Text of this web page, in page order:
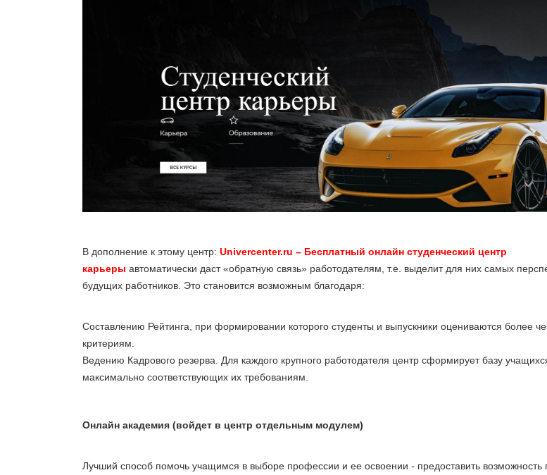
В дополнение к этому центр: Univercenter.ru – Бесплатный онлайн студенческий центр
карьеры автоматически даст «обратную связь» работодателям, т.е. выделит для них самых
будущих работников. Это становится возможным благодаря:
Составлению Рейтинга, при формировании которого студенты и выпускники оцениваются более
критериям.
Ведению Кадрового резерва. Для каждого крупного работодателя центр сформирует базу
максимально соответствующих их требованиям.
Онлайн академия (войдет в центр отдельным модулем)
Лучший способ помочь учащимся в выборе профессии и ее освоении - предоставить возможность